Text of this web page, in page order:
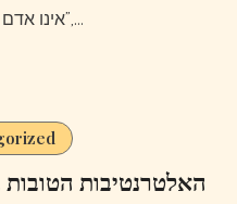
אינו אדם עם מוגבלות”,…
5 האלטרנטיבות